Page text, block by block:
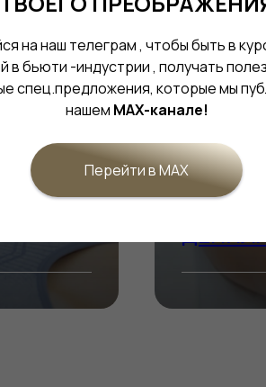
ВЫБРАТЬ
на наш телеграм , чтобы быть в
в бьюти -индустрии , получать
спец.предложения, которые мы
нашем MAX-канале!
Перейти в MAX